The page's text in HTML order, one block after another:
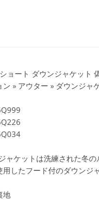
ョート ダウンジャケット
» アウター » ダウンジャ
ャケットは洗練された冬
したフード付のダウンジ
地